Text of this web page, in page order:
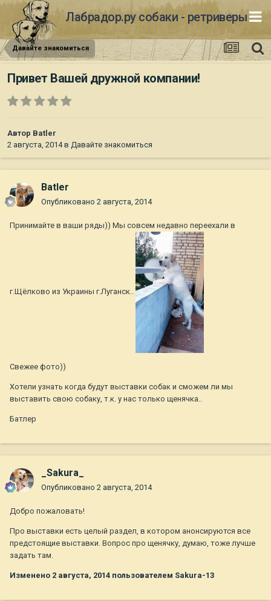
Лабрадор.ру собаки - ретриверы
Давайте знакомиться
Привет Вашей дружной компании!
Автор Batler
2 августа, 2014в Давайте знакомиться
Batler
Опубликовано 2 августа, 2014
Принимайте в ваши ряды)) Мы совсем недавно переехали в
г.Щёлково из Украины г.Луганск..
Свежее фото))
Хотели узнать когда будут выставки собак и сможем ли мы
выставить свою собаку, т.к. у нас только щенячка..
Батлер
_Sakura_
Опубликовано 2 августа, 2014
Добро пожаловать!
Про выставки есть целый раздел, в котором анонсируются все
предстоящие выставки. Вопрос про щенячку, думаю, тоже лучше
задать там.
Изменено 2 августа, 2014 пользователем Sakura-13